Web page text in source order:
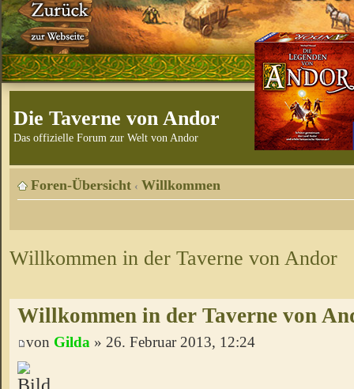
Die Taverne von Andor
Das offizielle Forum zur Welt von Andor
Foren-Übersicht ‹ Willkommen
Willkommen in der Taverne von Andor
Willkommen in der Taverne von
von Gilda » 26. Februar 2013, 12:24